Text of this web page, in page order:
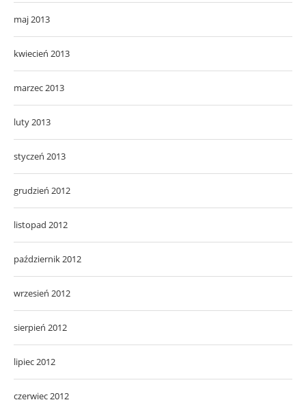
maj 2013
kwiecień 2013
marzec 2013
luty 2013
styczeń 2013
grudzień 2012
listopad 2012
październik 2012
wrzesień 2012
sierpień 2012
lipiec 2012
czerwiec 2012